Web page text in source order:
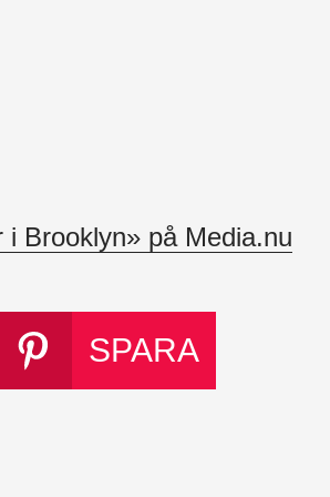
Brooklyn» på Media.nu
SPARA